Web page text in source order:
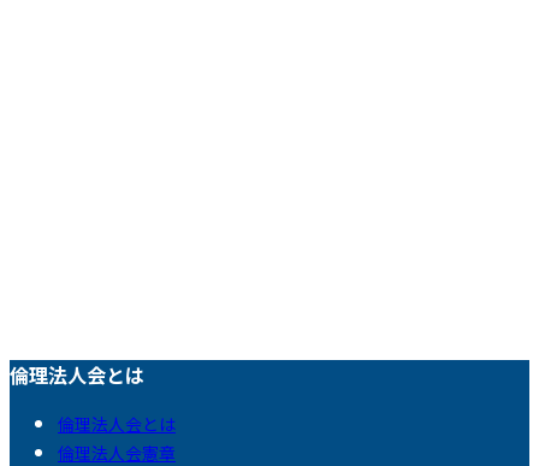
倫理法人会とは
倫理法人会とは
倫理法人会憲章